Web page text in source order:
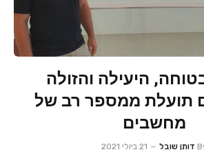
היעילה והזולה
תועלת ממספר רב של
מחשבים
דותן שובל 21 ביולי 2021